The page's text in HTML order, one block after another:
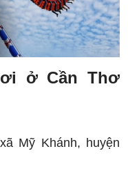
ở Cần Thơ
Mỹ Khánh, huyện